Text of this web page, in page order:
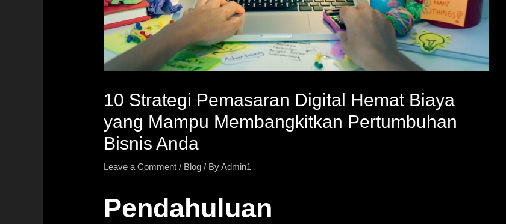
10 Strategi Pemasaran Digital Hemat Biaya
yang Mampu Membangkitkan Pertumbuhan
Bisnis Anda
Leave a Comment / Blog / ByAdmin1
Pendahuluan